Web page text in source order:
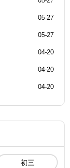
05-27
05-27
04-20
04-20
04-20
初三